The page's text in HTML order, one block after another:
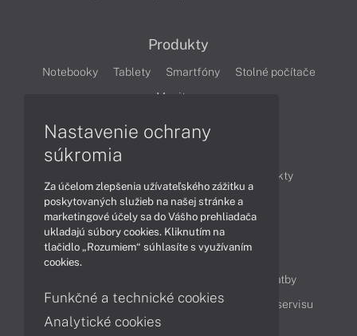
Produkty
Notebooky Tablety Smartfóny
Stolné počítače
Monitory
Produkty
Technológie
Videá
Obsah
Možnosti doručenia a platby
Podpora a servis
Servisné služby Cenník servisu
Nastavenie ochrany
súkromia
Za účelom zlepšenia užívateľského zážitku a
poskytovaných služieb na našej stránke a
marketingové účely sa do Vášho prehliadača
ukladajú súbory cookies. Kliknutím na
tlačidlo „Rozumiem“ súhlasíte s využívaním
cookies.
Funkčné a technické cookies
Analytické cookies